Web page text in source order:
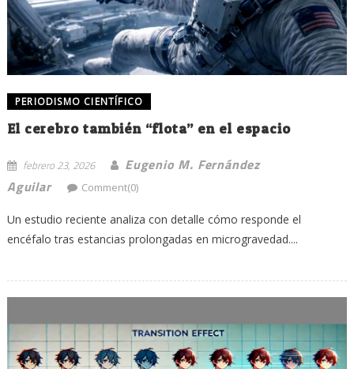
PERIODISMO CIENTÍFICO
El cerebro también “flota” en el espacio
febrero 23, 2026
Eugenio M. Fernández
Aguilar
Comment(0)
Un estudio reciente analiza con detalle cómo responde el
encéfalo tras estancias prolongadas en microgravedad....